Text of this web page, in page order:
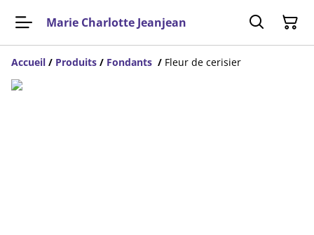
Marie Charlotte Jeanjean
Accueil / Produits / Fondants / Fleur de cerisier